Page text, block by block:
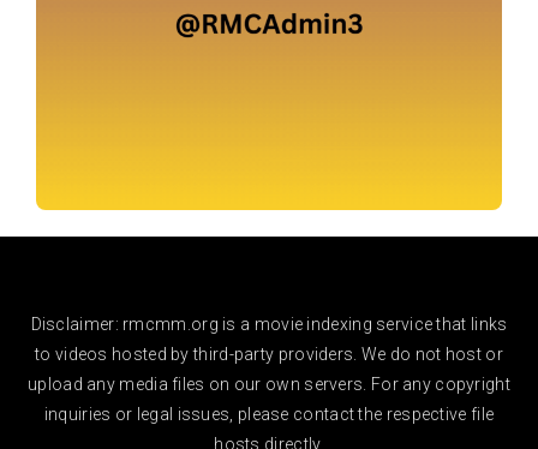
Disclaimer: rmcmm.org is a movie indexing service that links
to videos hosted by third-party providers. We do not host or
upload any media files on our own servers. For any copyright
inquiries or legal issues, please contact the respective file
hosts directly.